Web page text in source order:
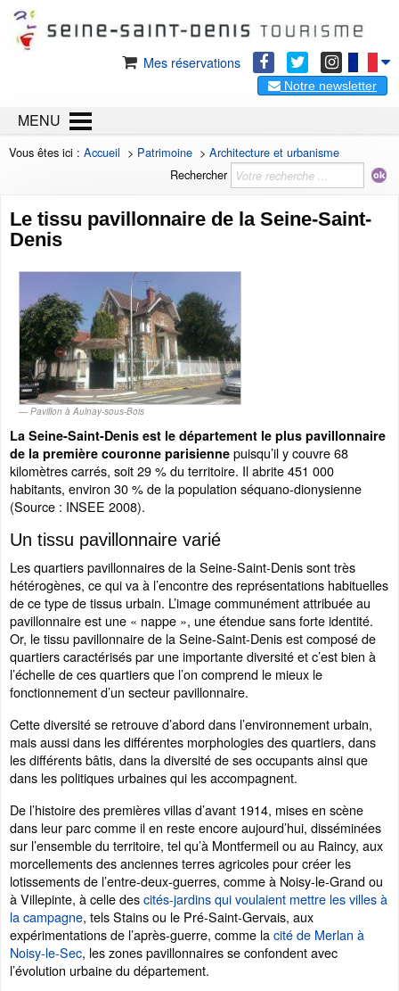
Mes réservations
Notre newsletter
MENU
Vous êtes ici : Accueil > Patrimoine > Architecture et urbanisme
Rechercher
Le tissu pavillonnaire de la Seine-Saint-
Denis
Pavillon à Aulnay-sous-Bois
La Seine-Saint-Denis est le département le plus pavillonnaire
de la première couronne parisienne puisqu’il y couvre 68
kilomètres carrés, soit 29 % du territoire. Il abrite 451 000
habitants, environ 30 % de la population séquano-dionysienne
(Source : INSEE 2008).
Un tissu pavillonnaire varié
Les quartiers pavillonnaires de la Seine-Saint-Denis sont très
hétérogènes, ce qui va à l’encontre des représentations habituelles
de ce type de tissus urbain. L’image communément attribuée au
pavillonnaire est une « nappe », une étendue sans forte identité.
Or, le tissu pavillonnaire de la Seine-Saint-Denis est composé de
quartiers caractérisés par une importante diversité et c’est bien à
l’échelle de ces quartiers que l’on comprend le mieux le
fonctionnement d’un secteur pavillonnaire.
Cette diversité se retrouve d’abord dans l’environnement urbain,
mais aussi dans les différentes morphologies des quartiers, dans
les différents bâtis, dans la diversité de ses occupants ainsi que
dans les politiques urbaines qui les accompagnent.
De l’histoire des premières villas d’avant 1914, mises en scène
dans leur parc comme il en reste encore aujourd’hui, disséminées
sur l’ensemble du territoire, tel qu’à Montfermeil ou au Raincy, aux
morcellements des anciennes terres agricoles pour créer les
lotissements de l’entre-deux-guerres, comme à Noisy-le-Grand ou
à Villepinte, à celle descités-jardins qui voulaient mettre les villes à
la campagne, tels Stains ou le Pré-Saint-Gervais, aux
expérimentations de l’après-guerre, comme lacité de Merlan à
Noisy-le-Sec, les zones pavillonnaires se confondent avec
l’évolution urbaine du département.